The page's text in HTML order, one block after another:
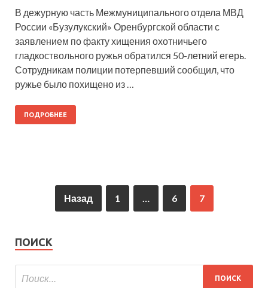
В дежурную часть Межмуниципального отдела МВД
России «Бузулукский» Оренбургской области с
заявлением по факту хищения охотничьего
гладкоствольного ружья обратился 50-летний егерь.
Сотрудникам полиции потерпевший сообщил, что
ружье было похищено из …
ПОДРОБНЕЕ
Назад 1 … 6 7
ПОИСК